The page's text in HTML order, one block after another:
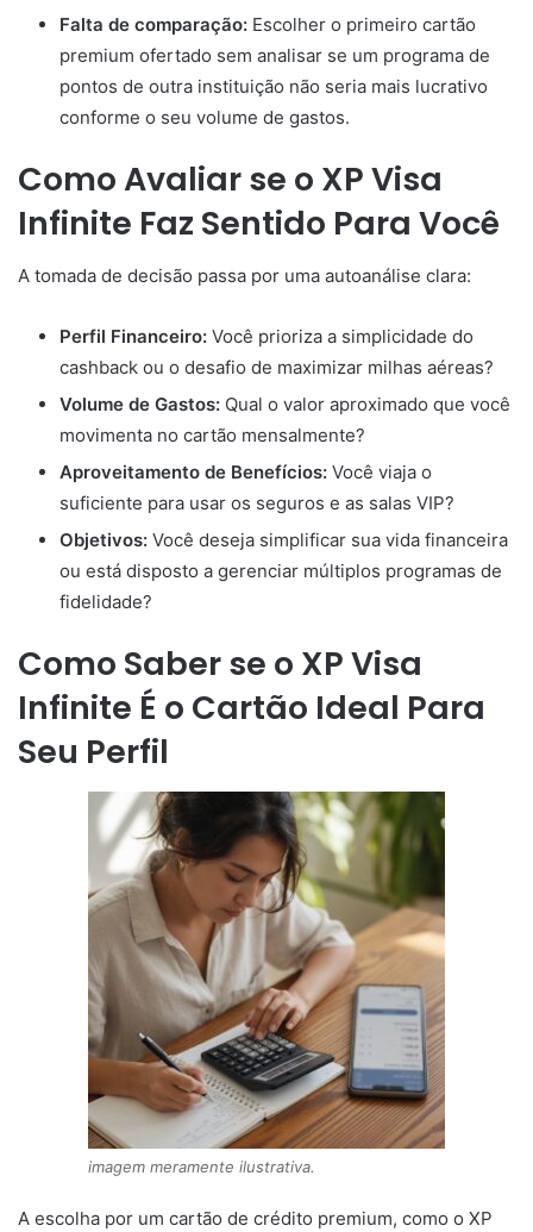
Falta de comparação: Escolher o primeiro cartão
premium ofertado sem analisar se um programa de
pontos de outra instituição não seria mais lucrativo
conforme o seu volume de gastos.
Como Avaliar se o XP Visa
Infinite Faz Sentido Para Você
A tomada de decisão passa por uma autoanálise clara:
Perfil Financeiro: Você prioriza a simplicidade do
cashback ou o desafio de maximizar milhas aéreas?
Volume de Gastos: Qual o valor aproximado que você
movimenta no cartão mensalmente?
Aproveitamento de Benefícios: Você viaja o
suficiente para usar os seguros e as salas VIP?
Objetivos: Você deseja simplificar sua vida financeira
ou está disposto a gerenciar múltiplos programas de
fidelidade?
Como Saber se o XP Visa
Infinite É o Cartão Ideal Para
Seu Perfil
imagem meramente ilustrativa.
A escolha por um cartão de crédito premium, como o XP